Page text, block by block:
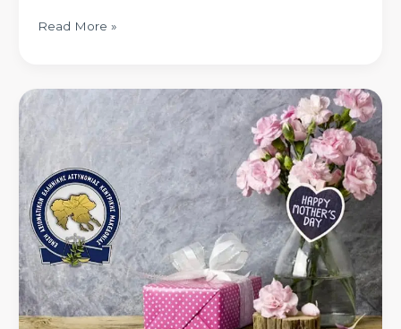
Read More »
Δωρεάν
προληπτικός
έλεγχος
για
τις
γυναίκες
–
μέλη
της
Ένωσης